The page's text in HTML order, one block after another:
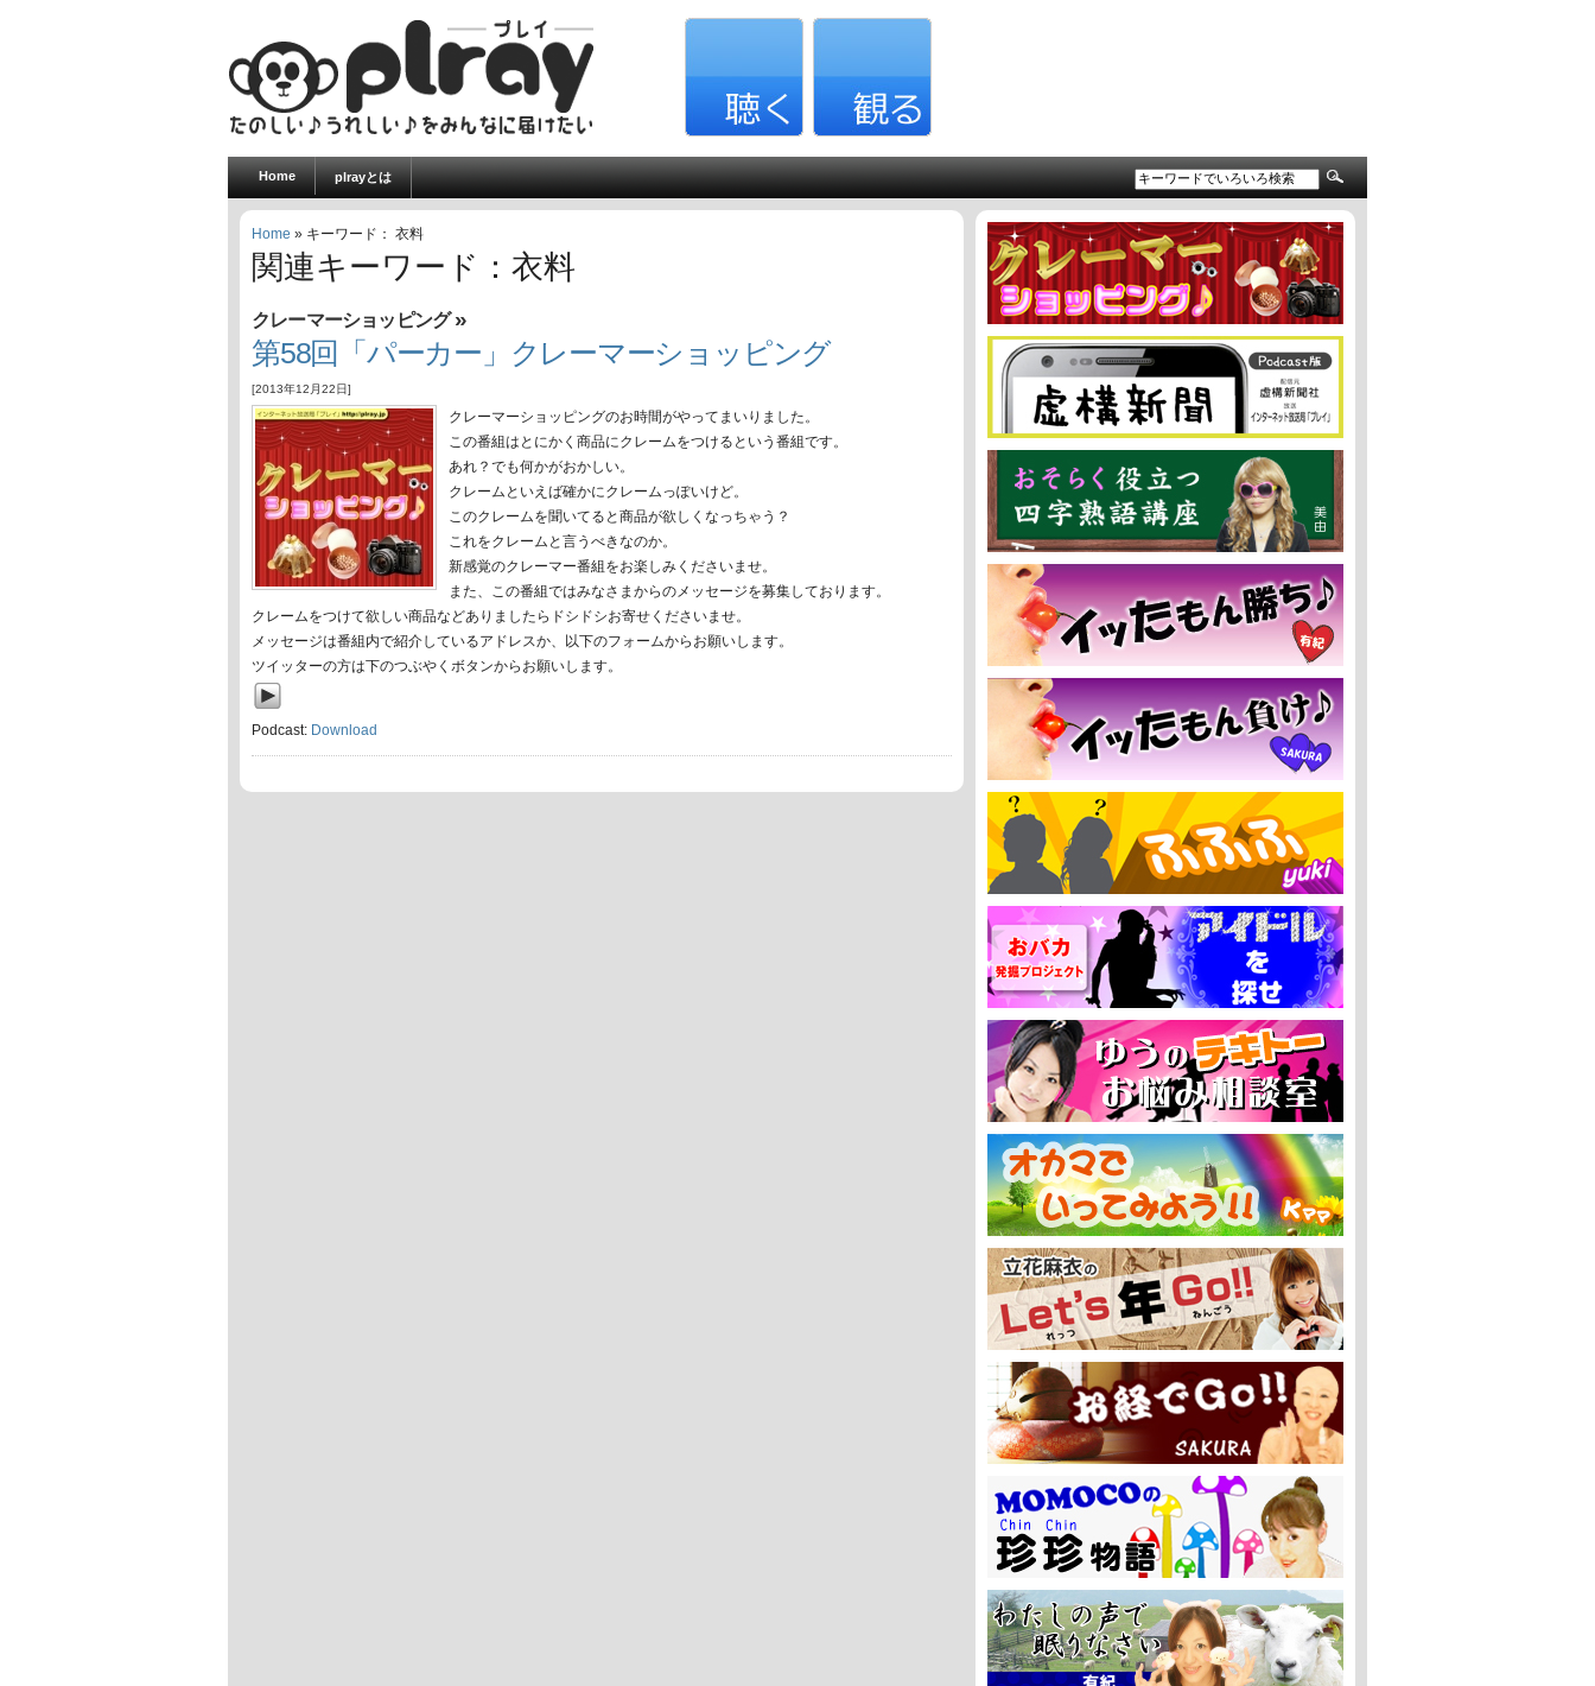
Home plrayとは
Home » キーワード： 衣料
関連キーワード：衣料
クレーマーショッピング»
第58回「パーカー」クレーマーショッピング
[2013年12月22日]
クレーマーショッピングのお時間がやってまいりました。
この番組はとにかく商品にクレームをつけるという番組です。
あれ？でも何かがおかしい。
クレームといえば確かにクレームっぽいけど。
このクレームを聞いてると商品が欲しくなっちゃう？
これをクレームと言うべきなのか。
新感覚のクレーマー番組をお楽しみくださいませ。
また、この番組ではみなさまからのメッセージを募集しております。
クレームをつけて欲しい商品などありましたらドシドシお寄せくださいませ。
メッセージは番組内で紹介しているアドレスか、以下のフォームからお願いします。
ツイッターの方は下のつぶやくボタンからお願いします。
Podcast: Download